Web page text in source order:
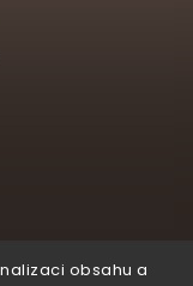
obsahu a